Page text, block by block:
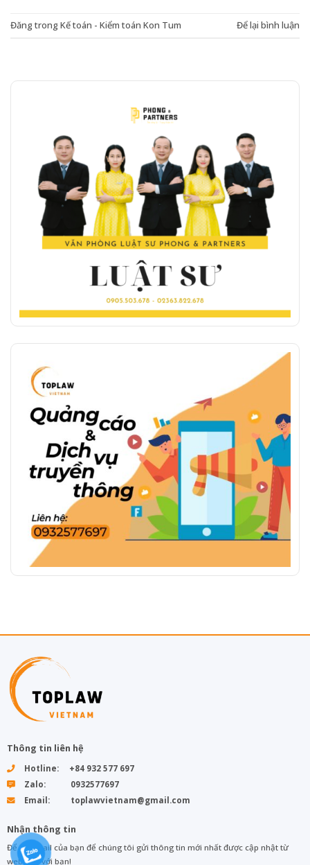
Đăng trongKế toán - Kiểm toán Kon Tum Để lại bình luận
Thông tin liên hệ
Hotline: +84 932 577 697
Zalo: 0932577697
Email: toplawvietnam@gmail.com
Nhận thông tin
Để lại email của bạn để chúng tôi gửi thông tin mới nhất được cập nhật từ
web đến với bạn!